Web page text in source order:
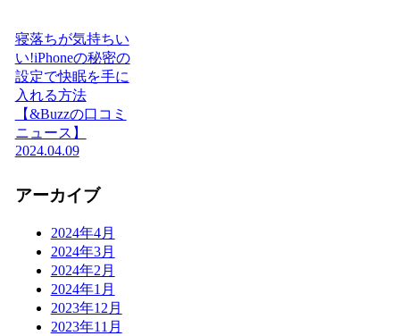
寝落ちが気持ちい
い!iPhoneの秘密の
設定で快眠を手に
入れる方法
【&Buzzの口コミ
ニュース】
2024.04.09
アーカイブ
2024年4月
2024年3月
2024年2月
2024年1月
2023年12月
2023年11月